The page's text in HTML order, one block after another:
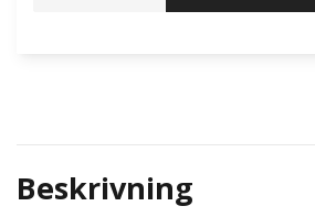
Beskrivning